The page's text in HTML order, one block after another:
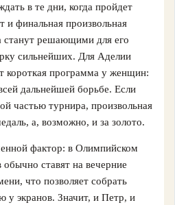
в те дни, когда пройдет
и финальная произвольная
решающими для его
сильнейших. Для Аделии
короткая программа у женщин:
дальнейшей борьбе. Если
частью турнира, произвольная
а, возможно, и за золото.
фактор: в Олимпийском
ставят на вечерние
что позволяет собрать
у экранов. Значит, и Петр, и